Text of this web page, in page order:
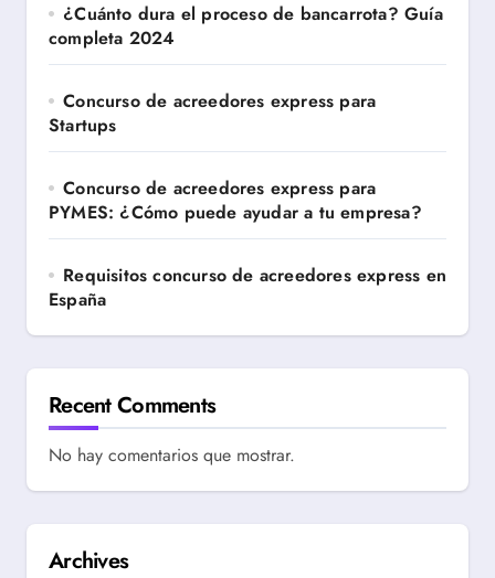
¿Cuánto dura el proceso de bancarrota? Guía
completa 2024
Concurso de acreedores express para
Startups
Concurso de acreedores express para
PYMES: ¿Cómo puede ayudar a tu empresa?
Requisitos concurso de acreedores express en
España
Recent Comments
No hay comentarios que mostrar.
Archives